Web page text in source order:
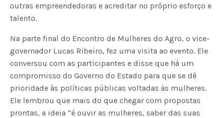
outras empreendedoras e acreditar no próprio esforço e
talento.
Na parte final do Encontro de Mulheres do Agro, o vice-
governador Lucas Ribeiro, fez uma visita ao evento. Ele
conversou com as participantes e disse que há um
compromisso do Governo do Estado para que se dê
prioridade às políticas públicas voltadas às mulheres.
Ele lembrou que mais do que chegar com propostas
prontas, a ideia “é ouvir as mulheres, saber das suas